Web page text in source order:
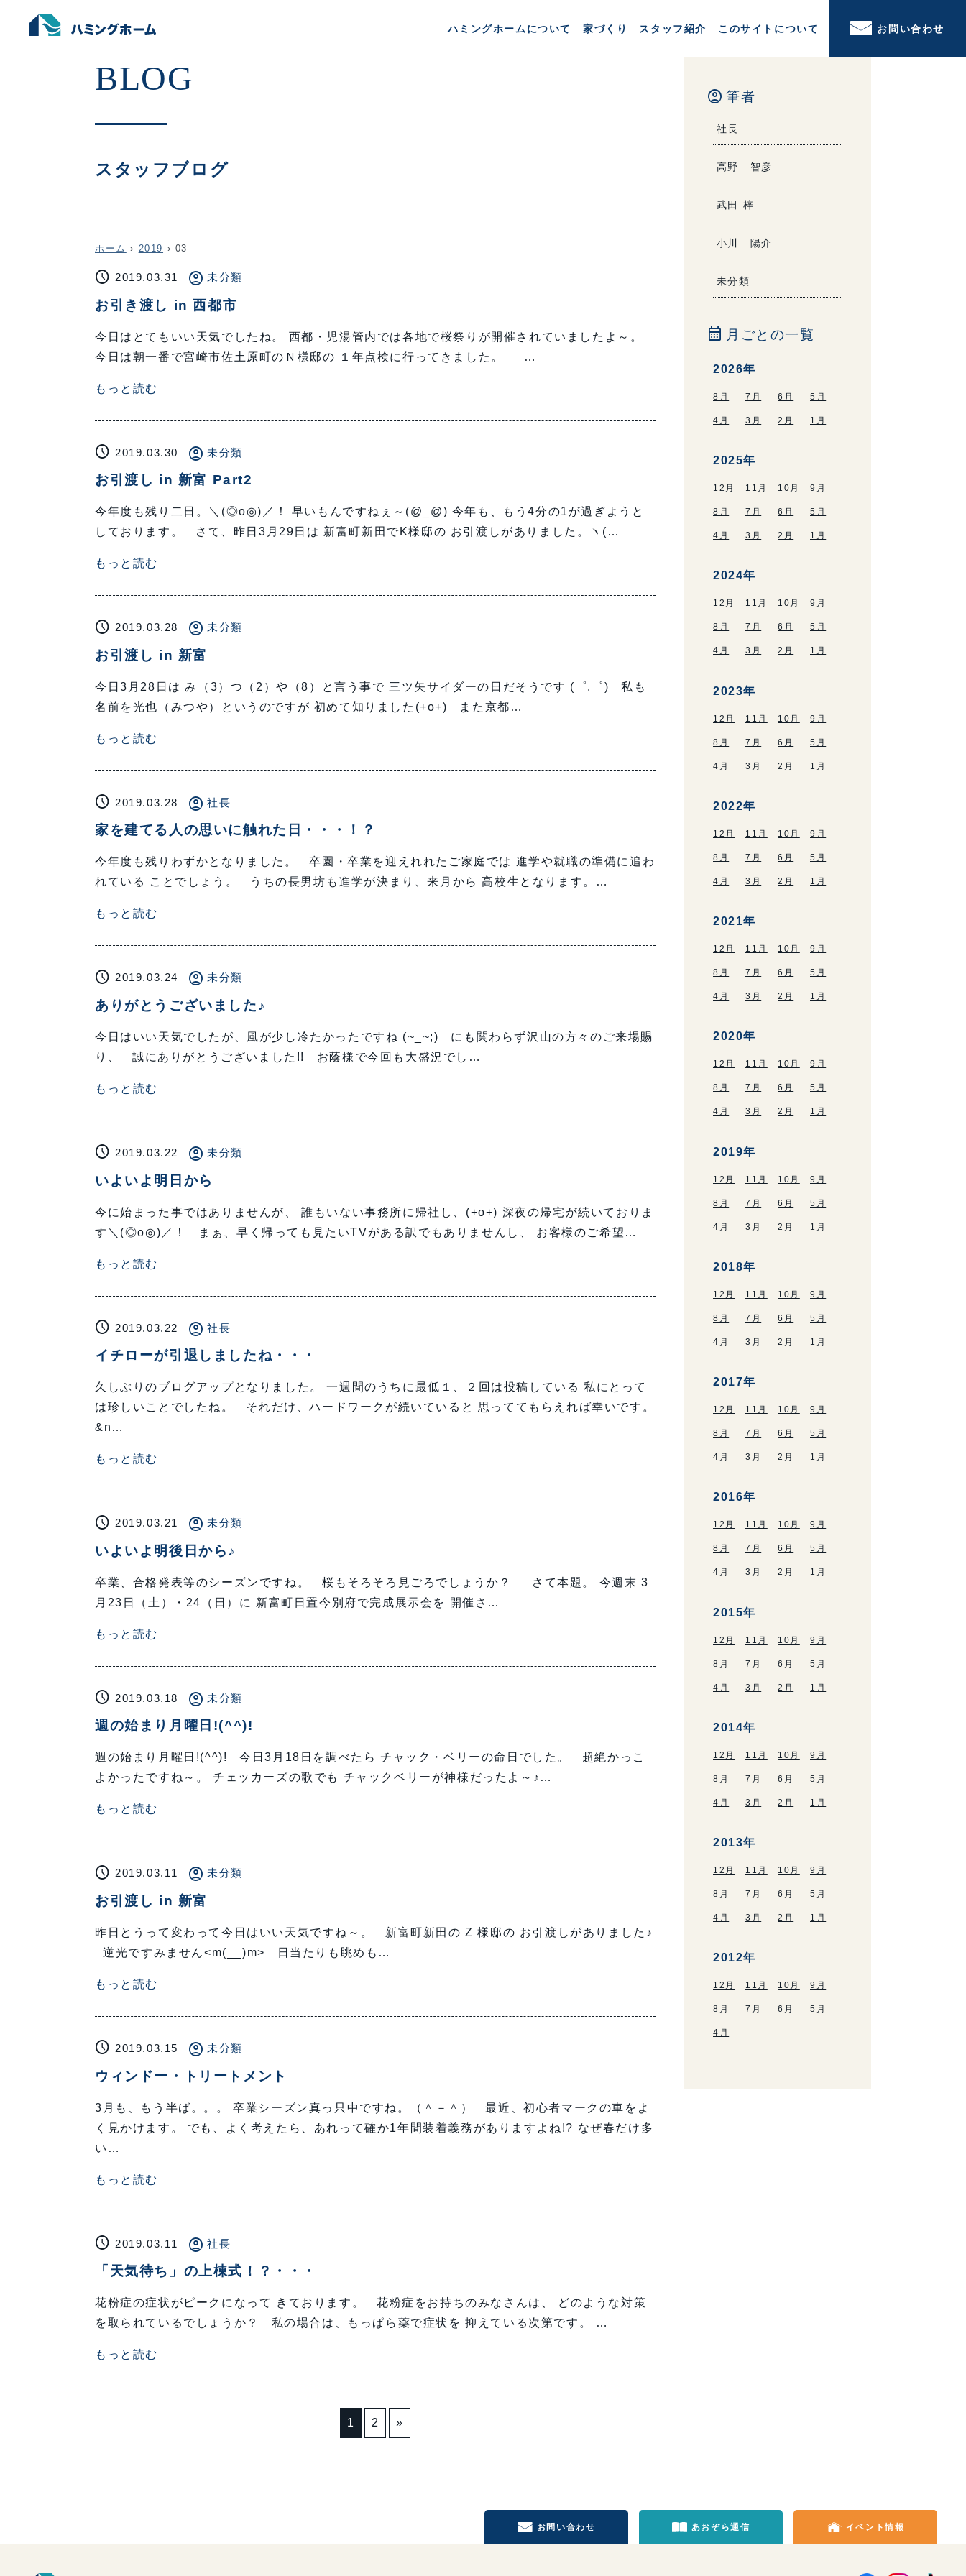
ハミングホームについて 家づくり スタッフ紹介 このサイトについて お問い合わせ
スタッフブログ
ホーム › 2019 › 03
schedule 2019.03.31 account_circle 未分類
お引き渡し in 西都市
今日はとてもいい天気でしたね。 西都・児湯管内では各地で桜祭りが開催されていましたよ～。
今日は朝一番で宮崎市佐土原町のＮ様邸の １年点検に行ってきました。 …
もっと読む
schedule 2019.03.30 account_circle 未分類
お引渡し in 新富 Part2
今年度も残り二日。＼(◎o◎)／！ 早いもんですねぇ～(@_@) 今年も、もう4分の1が過ぎようと
しております。 さて、昨日3月29日は 新富町新田でK様邸の お引渡しがありました。ヽ(…
もっと読む
schedule 2019.03.28 account_circle 未分類
お引渡し in 新富
今日3月28日は み（3）つ（2）や（8）と言う事で 三ツ矢サイダーの日だそうです (゜.゜) 私も
名前を光也（みつや）というのですが 初めて知りました(+o+) また京都…
もっと読む
schedule 2019.03.28 account_circle 社長
家を建てる人の思いに触れた日・・・！？
今年度も残りわずかとなりました。 卒園・卒業を迎えれれたご家庭では 進学や就職の準備に追わ
れている ことでしょう。 うちの長男坊も進学が決まり、来月から 高校生となります。…
もっと読む
schedule 2019.03.24 account_circle 未分類
ありがとうございました♪
今日はいい天気でしたが、風が少し冷たかったですね (~_~;) にも関わらず沢山の方々のご来場賜
り、 誠にありがとうございました!! お蔭様で今回も大盛況でし…
もっと読む
schedule 2019.03.22 account_circle 未分類
いよいよ明日から
今に始まった事ではありませんが、 誰もいない事務所に帰社し、(+o+) 深夜の帰宅が続いておりま
す＼(◎o◎)／！ まぁ、早く帰っても見たいTVがある訳でもありませんし、 お客様のご希望…
もっと読む
schedule 2019.03.22 account_circle 社長
イチローが引退しましたね・・・
久しぶりのブログアップとなりました。 一週間のうちに最低１、２回は投稿している 私にとって
は珍しいことでしたね。 それだけ、ハードワークが続いていると 思っててもらえれば幸いです。
&n…
もっと読む
schedule 2019.03.21 account_circle 未分類
いよいよ明後日から♪
卒業、合格発表等のシーズンですね。 桜もそろそろ見ごろでしょうか？ さて本題。 今週末 3
月23日（土）・24（日）に 新富町日置今別府で完成展示会を 開催さ…
もっと読む
schedule 2019.03.18 account_circle 未分類
週の始まり月曜日!(^^)!
週の始まり月曜日!(^^)! 今日3月18日を調べたら チャック・ベリーの命日でした。 超絶かっこ
よかったですね～。 チェッカーズの歌でも チャックベリーが神様だったよ～♪…
もっと読む
schedule 2019.03.11 account_circle 未分類
お引渡し in 新富
昨日とうって変わって今日はいい天気ですね～。 新富町新田の Z 様邸の お引渡しがありました♪
逆光ですみません<m(__)m> 日当たりも眺めも…
もっと読む
schedule 2019.03.15 account_circle 未分類
ウィンドー・トリートメント
3月も、もう半ば。。。 卒業シーズン真っ只中ですね。（＾－＾） 最近、初心者マークの車をよ
く見かけます。 でも、よく考えたら、あれって確か1年間装着義務がありますよね!? なぜ春だけ多
い…
もっと読む
schedule 2019.03.11 account_circle 社長
「天気待ち」の上棟式！？・・・
花粉症の症状がピークになって きております。 花粉症をお持ちのみなさんは、 どのような対策
を取られているでしょうか？ 私の場合は、もっぱら薬で症状を 抑えている次第です。 …
もっと読む
1 2 »
account_circle 筆者
社長
高野 智彦
武田 梓
小川 陽介
未分類
calendar_month 月ごとの一覧
2026年
8月 7月 6月 5月
4月 3月 2月 1月
2025年
12月 11月 10月 9月
8月 7月 6月 5月
4月 3月 2月 1月
2024年
12月 11月 10月 9月
8月 7月 6月 5月
4月 3月 2月 1月
2023年
12月 11月 10月 9月
8月 7月 6月 5月
4月 3月 2月 1月
2022年
12月 11月 10月 9月
8月 7月 6月 5月
4月 3月 2月 1月
2021年
12月 11月 10月 9月
8月 7月 6月 5月
4月 3月 2月 1月
2020年
12月 11月 10月 9月
8月 7月 6月 5月
4月 3月 2月 1月
2019年
12月 11月 10月 9月
8月 7月 6月 5月
4月 3月 2月 1月
2018年
12月 11月 10月 9月
8月 7月 6月 5月
4月 3月 2月 1月
2017年
12月 11月 10月 9月
8月 7月 6月 5月
4月 3月 2月 1月
2016年
12月 11月 10月 9月
8月 7月 6月 5月
4月 3月 2月 1月
2015年
12月 11月 10月 9月
8月 7月 6月 5月
4月 3月 2月 1月
2014年
12月 11月 10月 9月
8月 7月 6月 5月
4月 3月 2月 1月
2013年
12月 11月 10月 9月
8月 7月 6月 5月
4月 3月 2月 1月
2012年
12月 11月 10月 9月
8月 7月 6月 5月
4月
お問い合わせ あおぞら通信 イベント情報